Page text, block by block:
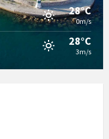
28°C
0m/s
28°C
3m/s